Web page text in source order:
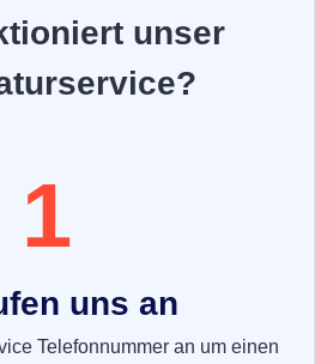
unser
1
uns an
Telefonnummer an um einen